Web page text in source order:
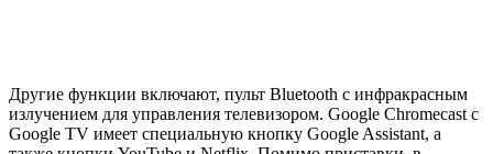
Другие функции включают, пульт Bluetooth с инфракрасным
излучением для управления телевизором. Google Chromecast с
Google TV имеет специальную кнопку Google Assistant, а